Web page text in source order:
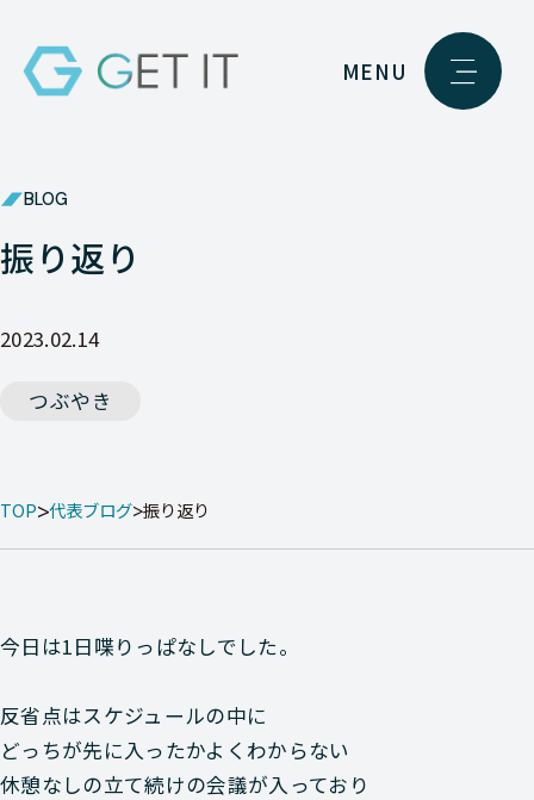
MENU
BLOG
振り返り
2023.02.14
つぶやき
TOP 代表ブログ 振り返り
今日は1日喋りっぱなしでした。
反省点はスケジュールの中に
どっちが先に入ったかよくわからない
休憩なしの立て続けの会議が入っており